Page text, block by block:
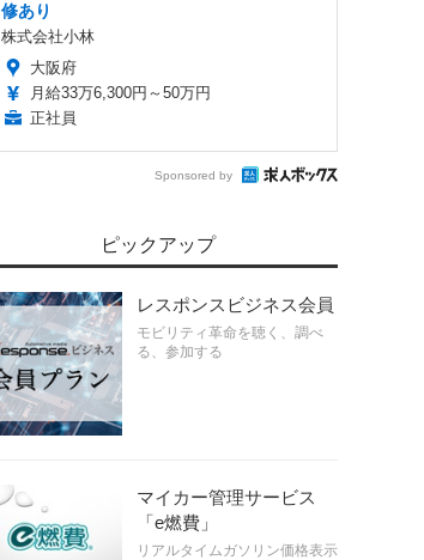
修あり
株式会社小林
大阪府
月給33万6,300円～50万円
正社員
Sponsored by
ピックアップ
レスポンスビジネス会員
モビリティ革命を聴く、調べ
る、参加する
マイカー管理サービス
「e燃費」
リアルタイムガソリン価格表示